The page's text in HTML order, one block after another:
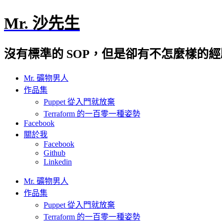
Mr. 沙先生
沒有標準的 SOP，但是卻有不怎麼樣的
Mr. 礦物男人
作品集
Puppet 從入門就放棄
Terraform 的一百零一種姿勢
Facebook
關於我
Facebook
Github
Linkedin
Mr. 礦物男人
作品集
Puppet 從入門就放棄
Terraform 的一百零一種姿勢